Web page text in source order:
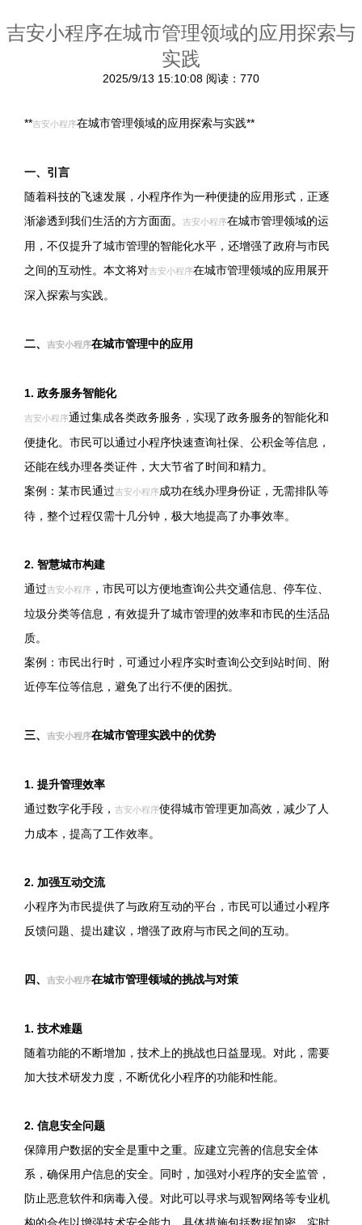
吉安小程序在城市管理领域的应用探索与
实践
2025/9/13 15:10:08 阅读：770
**吉安小程序在城市管理领域的应用探索与实践**
一、引言
随着科技的飞速发展，小程序作为一种便捷的应用形式，正逐
渐渗透到我们生活的方方面面。
吉安小程序在城市管理领域的运
用，不仅提升了城市管理的智能化水平，还增强了政府与市民
之间的互动性。本文将对吉安小程序在城市管理领域的应用展开
深入探索与实践。
二、 吉安小程序在城市管理中的应用
1. 政务服务智能化
吉安小程序通过集成各类政务服务，实现了政务服务的智能化和
便捷化。市民可以通过小程序快速查询社保、公积金等信息，
还能在线办理各类证件，大大节省了时间和精力。
案例：某市民通过吉安小程序成功在线办理身份证，无需排队等
待，整个过程仅需十几分钟，极大地提高了办事效率。
2. 智慧城市构建
通过吉安小程序 ，市民可以方便地查询公共交通信息、停车位、
垃圾分类等信息，有效提升了城市管理的效率和市民的生活品
质。
案例：市民出行时，可通过小程序实时查询公交到站时间、附
近停车位等信息，避免了出行不便的困扰。
三、 吉安小程序在城市管理实践中的优势
1. 提升管理效率
通过数字化手段， 吉安小程序使得城市管理更加高效，减少了人
力成本，提高了工作效率。
2. 加强互动交流
小程序为市民提供了与政府互动的平台，市民可以通过小程序
反馈问题、提出建议，增强了政府与市民之间的互动。
四、 吉安小程序在城市管理领域的挑战与对策
1. 技术难题
随着功能的不断增加，技术上的挑战也日益显现。对此，需要
加大技术研发力度，不断优化小程序的功能和性能。
2. 信息安全问题
保障用户数据的安全是重中之重。应建立完善的信息安全体
系，确保用户信息的安全。同时，加强对小程序的安全监管，
防止恶意软件和病毒入侵。对此可以寻求与观智网络等专业机